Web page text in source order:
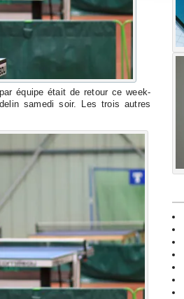
équipe était de retour ce week-
samedi soir. Les trois autres